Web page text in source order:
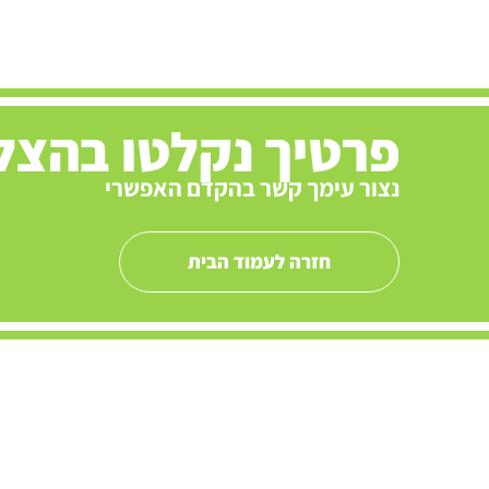
פרטיך נקלטו
נצור עימך קשר בהקדם האפשרי
חזרה לעמוד הבית